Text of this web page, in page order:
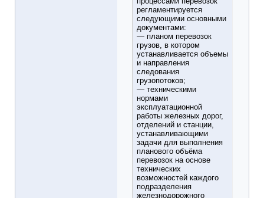
регламентируется
следующими основными
документами:
— планом перевозок
грузов, в котором
устанавливается объемы
и направления
следования
грузопотоков;
— техническими
нормами
эксплуатационной
работы железных дорог,
отделений и станции,
устанавливающими
задачи для выполнения
планового объёма
перевозок на основе
технических
возможностей каждого
подразделения
железнодорожного